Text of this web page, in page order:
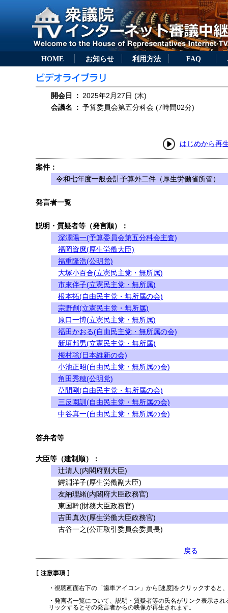
HOME お知らせ 利用方法 FAQ
開会日 ： 2025年2月27日 (木)
会議名
： 予算委員会第五分科会 (7時間02分)
はじめから再
案件：
令和七年度一般会計予算外二件（厚生労働省所管）
発言者一覧
説明・質疑者等（発言順）：
深澤陽一(予算委員会第五分科会主査)
福岡資麿(厚生労働大臣)
福重隆浩(公明党)
大塚小百合(立憲民主党・無所属)
市來伴子(立憲民主党・無所属)
根本拓(自由民主党・無所属の会)
宗野創(立憲民主党・無所属)
原口一博(立憲民主党・無所属)
福田かおる(自由民主党・無所属の会)
新垣邦男(立憲民主党・無所属)
梅村聡(日本維新の会)
小池正昭(自由民主党・無所属の会)
角田秀穂(公明党)
草間剛(自由民主党・無所属の会)
三反園訓(自由民主党・無所属の会)
中谷真一(自由民主党・無所属の会)
答弁者等
大臣等（建制順）：
辻清人(内閣府副大臣)
鰐淵洋子(厚生労働副大臣)
友納理緒(内閣府大臣政務官)
東国幹(財務大臣政務官)
吉田真次(厚生労働大臣政務官)
古谷一之(公正取引委員会委員長)
戻る
・視聴画面右下の「歯車アイコン」から[速度]をクリックすると
・発言者一覧について、説明・質疑者等の氏名がリンク表示さ
リックするとその発言者からの映像が再生されます。